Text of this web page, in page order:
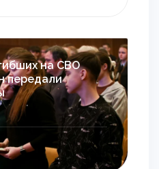
на СВО
передали